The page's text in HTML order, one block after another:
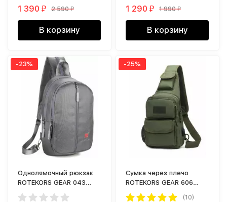
1 390₽ 2 590₽
В корзину
1 290₽ 1 990₽
В корзину
-23%
Однолямочный рюкзак
ROTEKORS GEAR 043
серый
-25%
Сумка через плечо
ROTEKORS GEAR 606
зеленый
(10)